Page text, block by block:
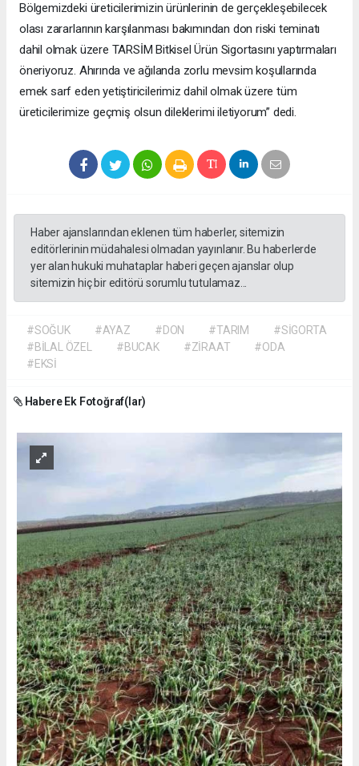
Bölgemizdeki üreticilerimizin ürünlerinin de gerçekleşebilecek
olası zararlarının karşılanması bakımından don riski teminatı
dahil olmak üzere TARSİM Bitkisel Ürün Sigortasını yaptırmaları
öneriyoruz. Ahırında ve ağılanda zorlu mevsim koşullarında
emek sarf eden yetiştiricilerimiz dahil olmak üzere tüm
üreticilerimize geçmiş olsun dileklerimi iletiyorum” dedi.
Haber ajanslarından eklenen tüm haberler, sitemizin
editörlerinin müdahalesi olmadan yayınlanır. Bu haberlerde
yer alan hukuki muhataplar haberi geçen ajanslar olup
sitemizin hiç bir editörü sorumlu tutulamaz...
#SOĞUK #AYAZ #DON #TARIM
#SİGORTA
#BİLAL ÖZEL
#BUCAK #ZİRAAT
#ODA
#EKSİ
Habere Ek Fotoğraf(lar)